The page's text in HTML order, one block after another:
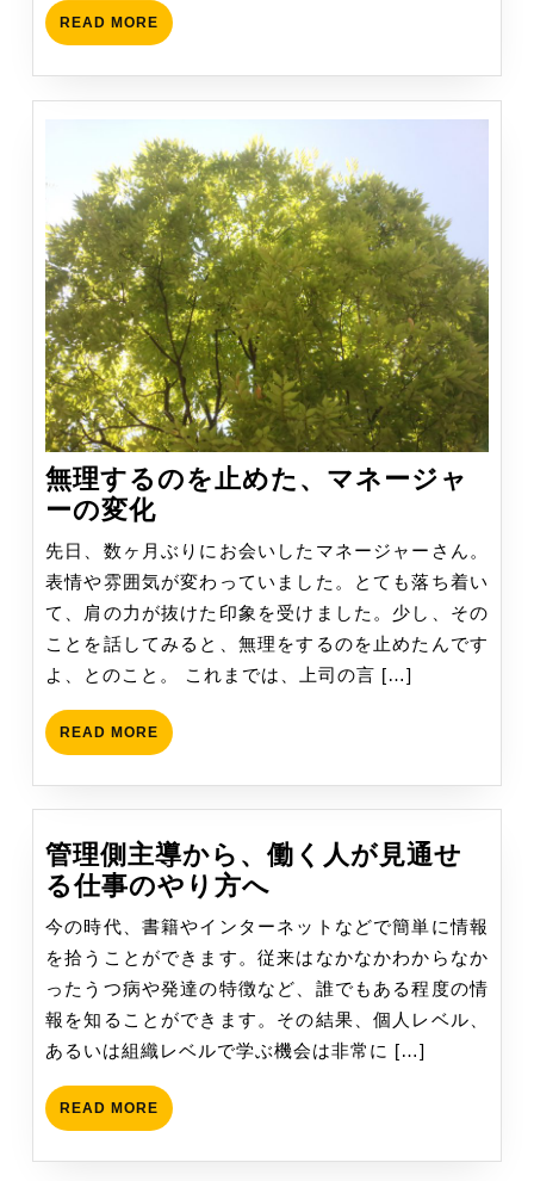
こ
と
が
な
い、
を
理
解
す
る
READ MORE READ
MORE
無理するのを止めた、マネージャ
ーの変化無
理
す
る
の
め
た、
マ
ネ
ー
ジ
ャ
ー
の
変
化
先日、数ヶ月ぶりにお会いしたマネージャーさん。
表情や雰囲気が変わっていました。とても落ち着い
て、肩の力が抜けた印象を受けました。少し、その
ことを話してみると、無理をするのを止めたんです
よ、とのこと。 これまでは、上司の言 […]
READ MORE READ
MORE
管理側主導から、働く人が見通せ
る仕事のやり方へ
理
側
主
導
か
人
今の時代、書籍やインターネットなどで簡単に情報
を拾うことができます。従来はなかなかわからなか
ったうつ病や発達の特徴など、誰でもある程度の情
報を知ることができます。その結果、個人レベル、
あるいは組織レベルで学ぶ機会は非常に […]
READ MORE READ
MORE